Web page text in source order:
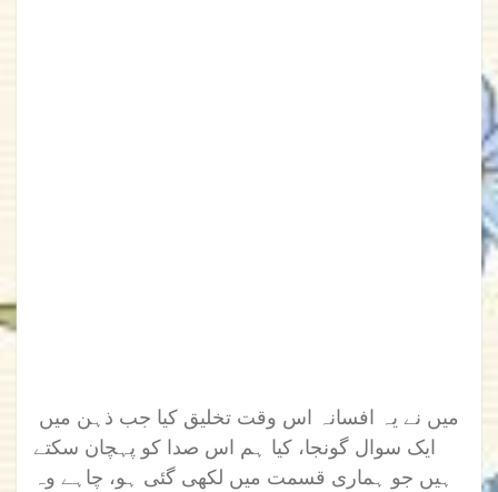
ایک سوال گونجا، کیا ہم اس صدا کو پہچان سکتے
ہیں جو ہماری قسمت میں لکھی گئی ہو، چاہے وہ